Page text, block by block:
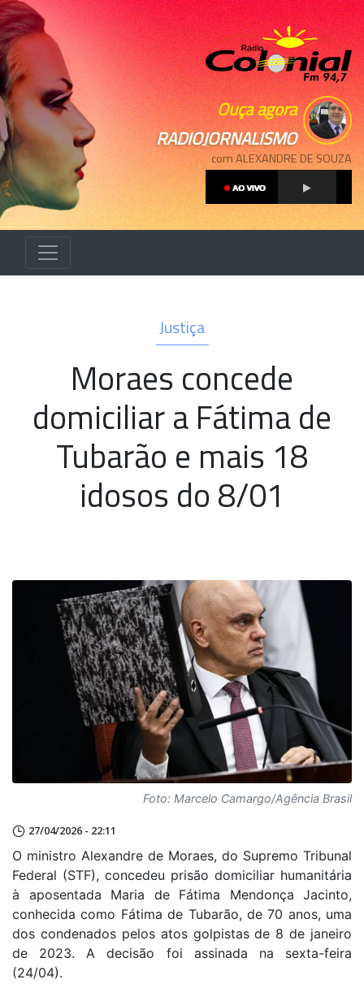
Ouça agora
RADIOJORNALISMO
com ALEXANDRE DE SOUZA
Justiça
Moraes concede
domiciliar a Fátima de
Tubarão e mais 18
idosos do 8/01
Foto: Marcelo Camargo/Agência Brasil
27/04/2026 - 22:11
O ministro Alexandre de Moraes, do Supremo Tribunal
Federal (STF), concedeu prisão domiciliar humanitária
à aposentada Maria de Fátima Mendonça Jacinto,
conhecida como Fátima de Tubarão, de 70 anos, uma
dos condenados pelos atos golpistas de 8 de janeiro
de 2023. A decisão foi assinada na sexta-feira
(24/04).